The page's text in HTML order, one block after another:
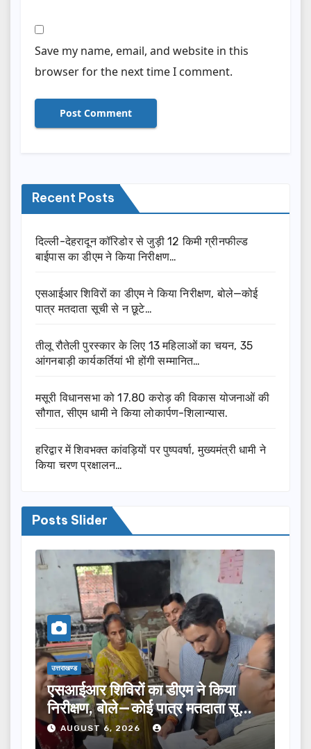
Save my name, email, and website in this
browser for the next time I comment.
Recent Posts
दिल्ली-देहरादून कॉरिडोर से जुड़ी 12 किमी ग्रीनफील्ड
बाईपास का डीएम ने किया निरीक्षण…
एसआईआर शिविरों का डीएम ने किया निरीक्षण, बोले—कोई
पात्र मतदाता सूची से न छूटे…
तीलू रौतेली पुरस्कार के लिए 13 महिलाओं का चयन, 35
आंगनबाड़ी कार्यकर्तियां भी होंगी सम्मानित…
मसूरी विधानसभा को 17.80 करोड़ की विकास योजनाओं की
सौगात, सीएम धामी ने किया लोकार्पण-शिलान्यास.
हरिद्वार में शिवभक्त कांवड़ियों पर पुष्पवर्षा, मुख्यमंत्री धामी ने
किया चरण प्रक्षालन…
Posts Slider
उत्तराखण्ड
तीलू रौतेली पुरस्कार के लिए 13 महिलाओं
का चयन, 35 आंगनबाड़ी कार्यकर्तियां भी
होंगी सम्मानित…
AUGUST 6, 2026